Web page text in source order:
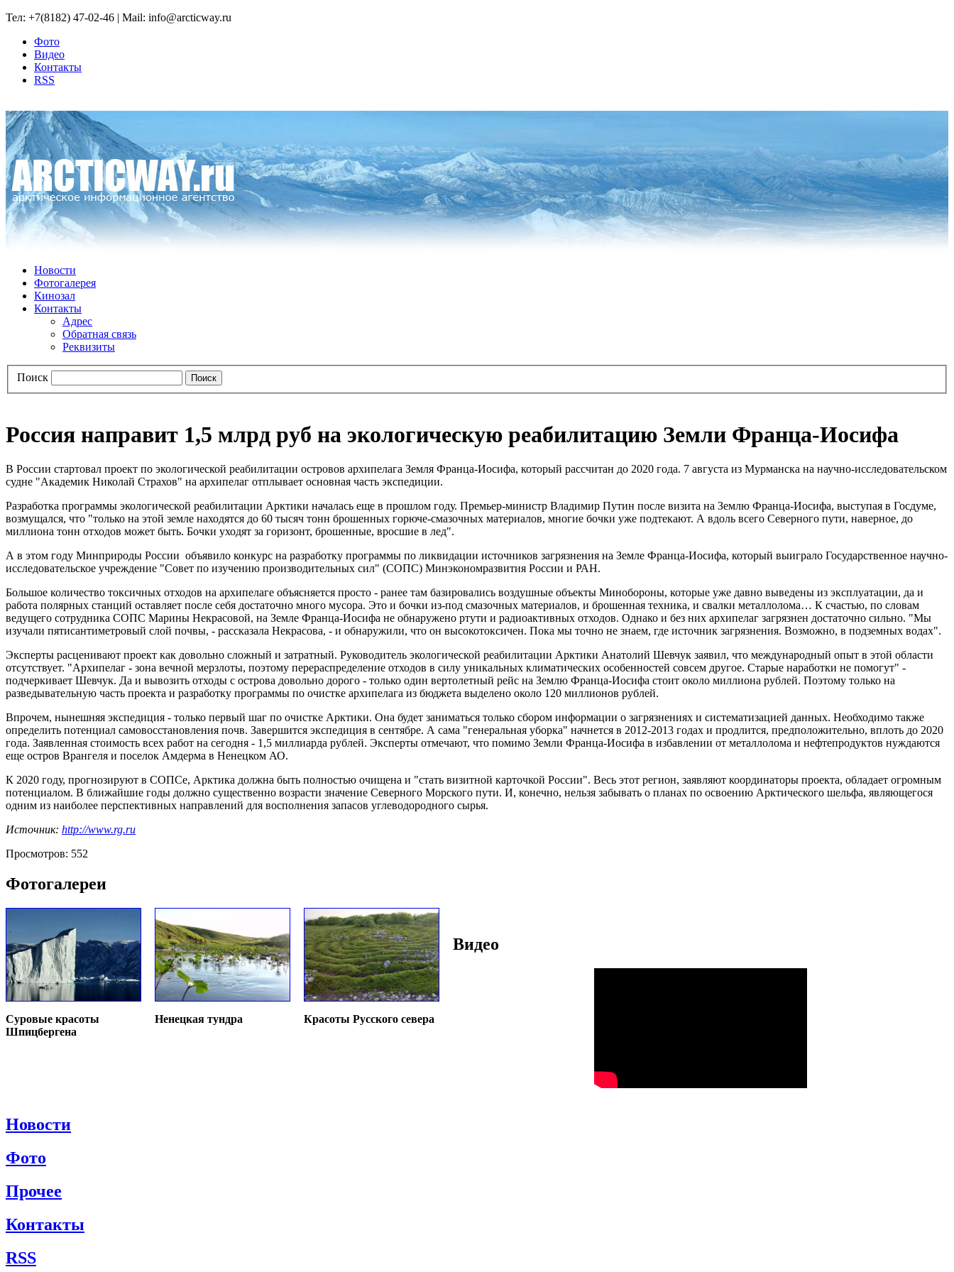
Тел: +7(8182) 47-02-46 | Mail: info@arcticway.ru
Фото
Видео
Контакты
RSS
Новости
Фотогалерея
Кинозал
Контакты
Адрес
Обратная связь
Реквизиты
Поиск
Россия направит 1,5 млрд руб на экологическую реабилитацию Земли Франца-Иосифа
В России стартовал проект по экологической реабилитации островов архипелага Земля Франца-Иосифа, который рассчитан до 2020 года. 7 августа из Мурманска на научно-исследовательском
судне "Академик Николай Страхов" на архипелаг отплывает основная часть экспедиции.
Разработка программы экологической реабилитации Арктики началась еще в прошлом году. Премьер-министр Владимир Путин после визита на Землю Франца-Иосифа, выступая в Госдуме,
возмущался, что "только на этой земле находятся до 60 тысяч тонн брошенных горюче-смазочных материалов, многие бочки уже подтекают. А вдоль всего Северного пути, наверное, до
миллиона тонн отходов может быть. Бочки уходят за горизонт, брошенные, вросшие в лед".
А в этом году Минприроды России объявило конкурс на разработку программы по ликвидации источников загрязнения на Земле Франца-Иосифа, который выиграло Государственное научно-
исследовательское учреждение "Совет по изучению производительных сил" (СОПС) Минэкономразвития России и РАН.
Большое количество токсичных отходов на архипелаге объясняется просто - ранее там базировались воздушные объекты Минобороны, которые уже давно выведены из эксплуатации, да и
работа полярных станций оставляет после себя достаточно много мусора. Это и бочки из-под смазочных материалов, и брошенная техника, и свалки металлолома… К счастью, по словам
ведущего сотрудника СОПС Марины Некрасовой, на Земле Франца-Иосифа не обнаружено ртути и радиоактивных отходов. Однако и без них архипелаг загрязнен достаточно сильно. "Мы
изучали пятисантиметровый слой почвы, - рассказала Некрасова, - и обнаружили, что он высокотоксичен. Пока мы точно не знаем, где источник загрязнения. Возможно, в подземных водах".
Эксперты расценивают проект как довольно сложный и затратный. Руководитель экологической реабилитации Арктики Анатолий Шевчук заявил, что международный опыт в этой области
отсутствует. "Архипелаг - зона вечной мерзлоты, поэтому перераспределение отходов в силу уникальных климатических особенностей совсем другое. Старые наработки не помогут" -
подчеркивает Шевчук. Да и вывозить отходы с острова довольно дорого - только один вертолетный рейс на Землю Франца-Иосифа стоит около миллиона рублей. Поэтому только на
разведывательную часть проекта и разработку программы по очистке архипелага из бюджета выделено около 120 миллионов рублей.
Впрочем, нынешняя экспедиция - только первый шаг по очистке Арктики. Она будет заниматься только сбором информации о загрязнениях и систематизацией данных. Необходимо также
определить потенциал самовосстановления почв. Завершится экспедиция в сентябре. А сама "генеральная уборка" начнется в 2012-2013 годах и продлится, предположительно, вплоть до 2020
года. Заявленная стоимость всех работ на сегодня - 1,5 миллиарда рублей. Эксперты отмечают, что помимо Земли Франца-Иосифа в избавлении от металлолома и нефтепродуктов нуждаются
еще остров Врангеля и поселок Амдерма в Ненецком АО.
К 2020 году, прогнозируют в СОПСе, Арктика должна быть полностью очищена и "стать визитной карточкой России". Весь этот регион, заявляют координаторы проекта, обладает огромным
потенциалом. В ближайшие годы должно существенно возрасти значение Северного Морского пути. И, конечно, нельзя забывать о планах по освоению Арктического шельфа, являющегося
одним из наиболее перспективных направлений для восполнения запасов углеводородного сырья.
Источник: http://www.rg.ru
Просмотров: 552
Фотогалереи
Суровые красоты
Шпицбергена
Ненецкая тундра Красоты Русского севера
Видео
Новости
Фото
Прочее
Контакты
RSS